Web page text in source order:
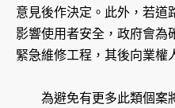
意見後作決定。此外，若道
影響使用者安全，政府會為
緊急維修工程，其後向業權
為避免有更多此類個案